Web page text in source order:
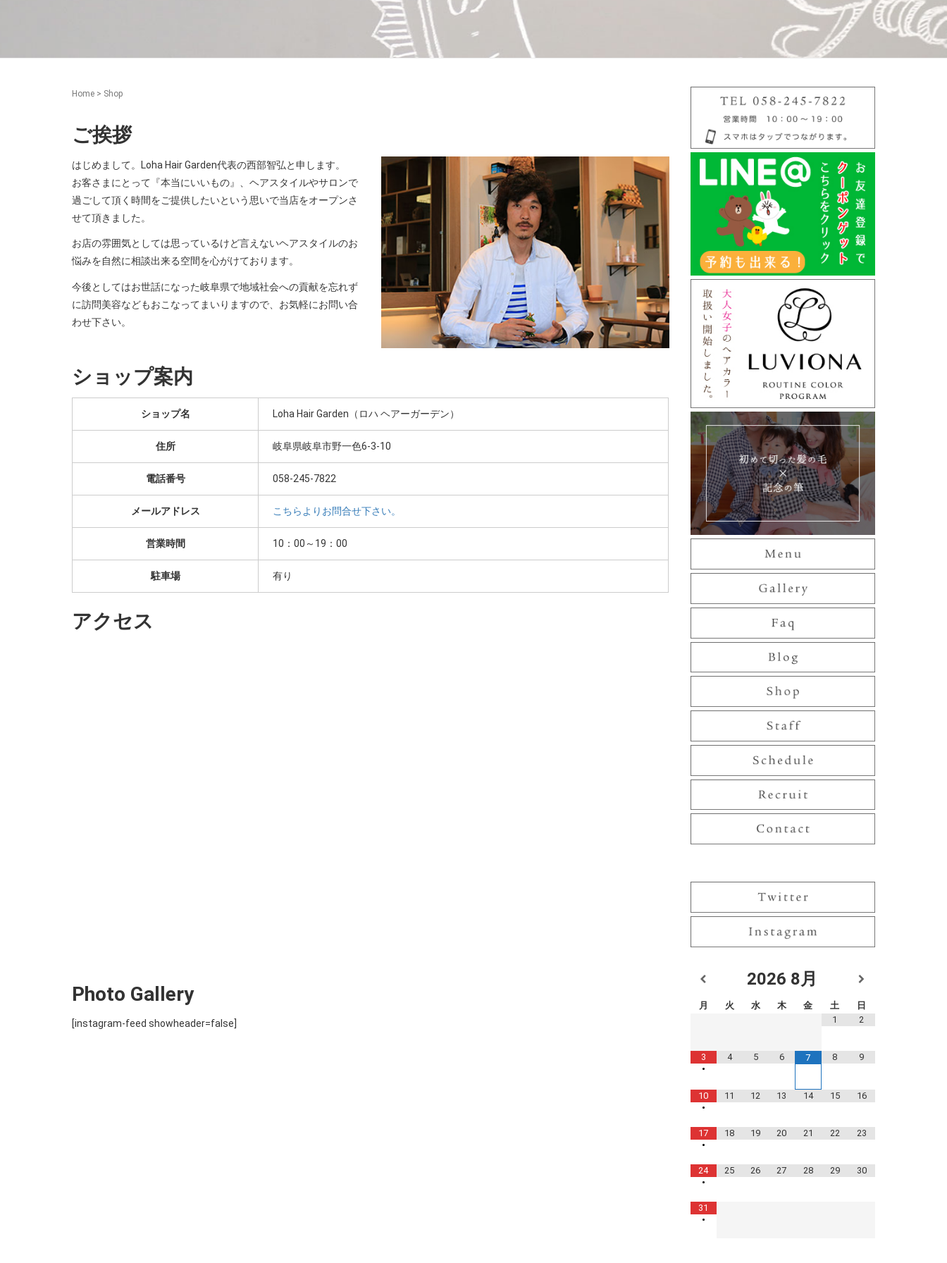
Home > Shop
ご挨拶
はじめまして。Loha Hair Garden代表の西部智弘と申します。
お客さまにとって『本当にいいもの』、ヘアスタイルやサロンで
過ごして頂く時間をご提供したいという思いで当店をオープンさ
せて頂きました。
お店の雰囲気としては思っているけど言えないヘアスタイルのお
悩みを自然に相談出来る空間を心がけております。
今後としてはお世話になった岐阜県で地域社会への貢献を忘れず
に訪問美容などもおこなってまいりますので、お気軽にお問い合
わせ下さい。
ショップ案内
ショップ名 Loha Hair Garden（ロハ ヘアーガーデン）
住所 岐阜県岐阜市野一色6-3-10
電話番号 058-245-7822
メールアドレス こちらよりお問合せ下さい。
営業時間 10：00～19：00
駐車場 有り
アクセス
Photo Gallery
[instagram-feed showheader=false]
2026 8月
月 火 水 木 金 土
日
1
2
3
•
4 5 6 7 8 9
10
•
11 12 13 14 15 16
17
•
18 19 20 21 22 23
24
•
25 26 27 28 29 30
31
•